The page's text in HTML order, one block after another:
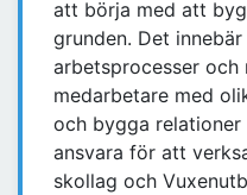
att börja med att
grunden. Det
arbetsprocesser och
medarbetare med
och bygga
ansvara för att
skollag och